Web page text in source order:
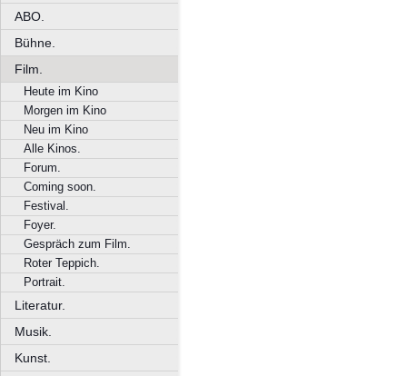
ABO.
Bühne.
Film.
Heute im Kino
Morgen im Kino
Neu im Kino
Alle Kinos.
Forum.
Coming soon.
Festival.
Foyer.
Gespräch zum Film.
Roter Teppich.
Portrait.
Literatur.
Musik.
Kunst.